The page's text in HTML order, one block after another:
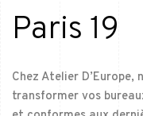
Paris 19
Chez Atelier
transformer vos